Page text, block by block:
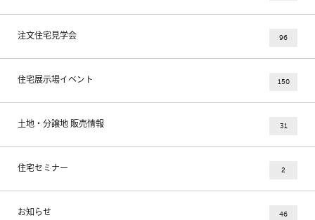
注文住宅見学会 96
住宅展示場イベント 150
土地・分譲地 販売情報 31
住宅セミナー 2
お知らせ 46